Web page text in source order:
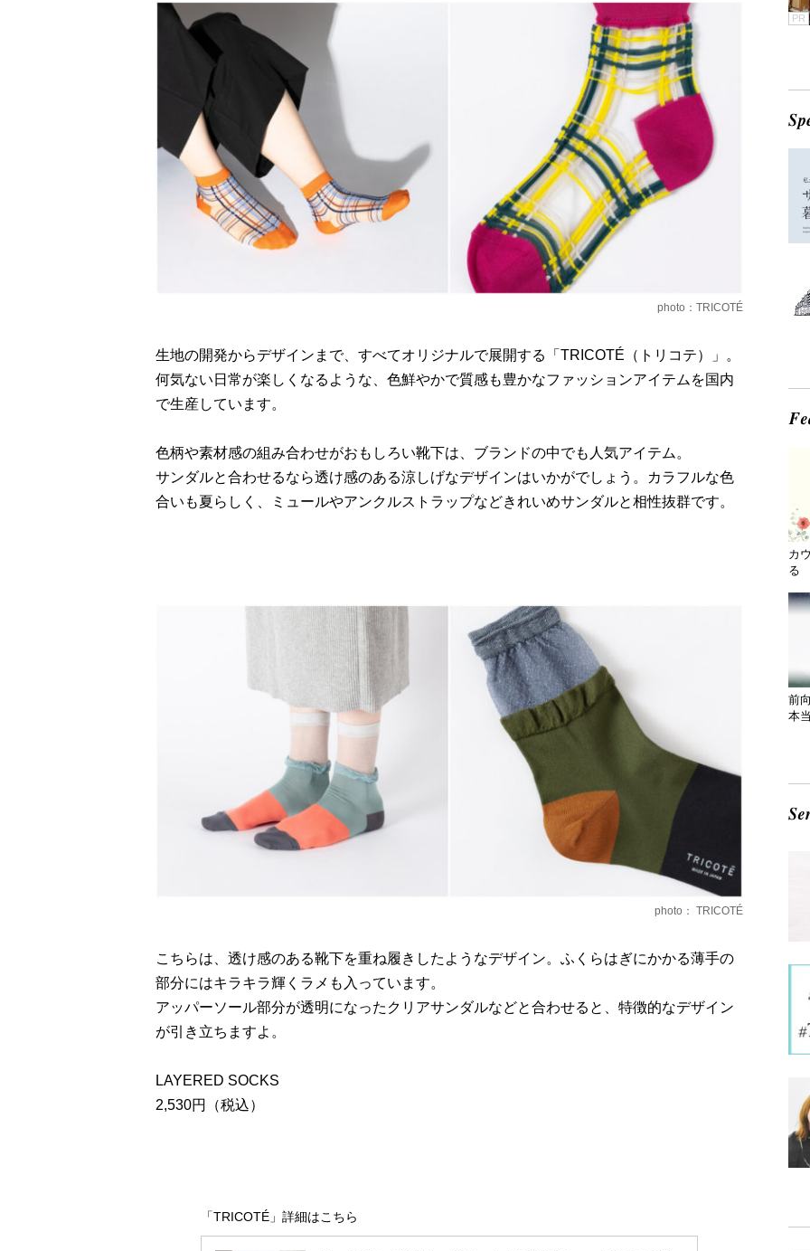
photo：TRICOTÉ
生地の開発からデザインまで、すべてオリジナルで展開する「TRICOTÉ（トリコテ）」。
何気ない日常が楽しくなるような、色鮮やかで質感も豊かなファッションアイテムを国内
で生産しています。
色柄や素材感の組み合わせがおもしろい靴下は、ブランドの中でも人気アイテム。
サンダルと合わせるなら透け感のある涼しげなデザインはいかがでしょう。カラフルな色
合いも夏らしく、ミュールやアンクルストラップなどきれいめサンダルと相性抜群です。
photo： TRICOTÉ
こちらは、透け感のある靴下を重ね履きしたようなデザイン。ふくらはぎにかかる薄手の
部分にはキラキラ輝くラメも入っています。
アッパーソール部分が透明になったクリアサンダルなどと合わせると、特徴的なデザイン
が引き立ちますよ。
LAYERED SOCKS
2,530円（税込）
「TRICOTÉ」詳細はこちら
PR
カ
る
前
本